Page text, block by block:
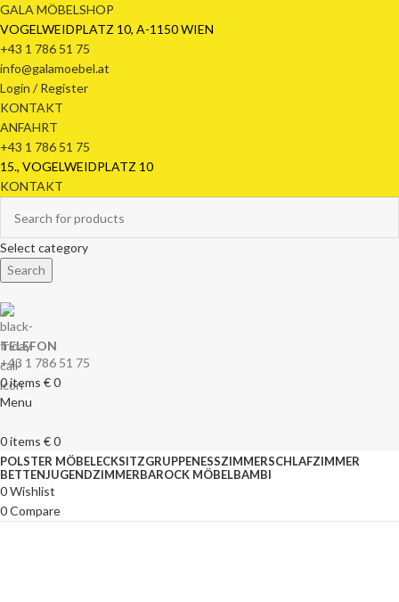
GALA MÖBELSHOP
VOGELWEIDPLATZ 10, A-1150 WIEN
+43 1 786 51 75
info@galamoebel.at
Login / Register
KONTAKT
ANFAHRT
+43 1 786 51 75
15., VOGELWEIDPLATZ 10
KONTAKT
Select category
Search
TELEFON
+43 1 786 51 75
0items €0
Menu
0items €0
POLSTER MÖBELECKSITZGRUPPENESSZIMMERSCHLAFZIMMER
BETTENJUGENDZIMMERBAROCK MÖBELBAMBI
0Wishlist
0Compare